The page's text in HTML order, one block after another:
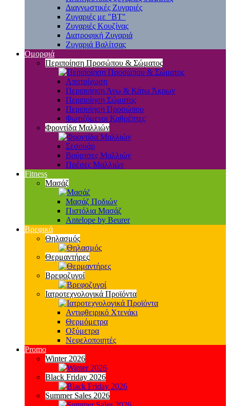
Διαγνωστικές Ζυγαριές
Ζυγαριές με "BT"
Ζυγαριές Κουζίνας
Διατροφική Ζυγαριά
Ζυγαριά Βαλίτσας
Ομορφιά
Περιποίηση Προσώπου & Σώματος
Αποτρίχωση
Περιποίηση Άνω & Κάτω Άκρων
Περιποίηση Σώματος
Περιποίηση Προσώπου
Φωτιζόμενοι Καθρέπτες
Φροντίδα Μαλλιών
Σεσουάρ
Βούρτσες Μαλλιών
Πρέσες Μαλλιών
Fitness
Μασάζ
Μασάζ Ποδιών
Πιστόλια Μασάζ
Antelope by Beurer
Βρεφικά
Θηλασμός
Θερμαντήρες
Βρεφοζυγοί
Ιατροτεχνολογικά Προϊόντα
Αντιφθειρικό Χτενάκι
Θερμόμετρα
Οξύμετρα
Νεφελοποιητές
Promo
Winter 2026
Black Friday 2026
Summer Sales 2026